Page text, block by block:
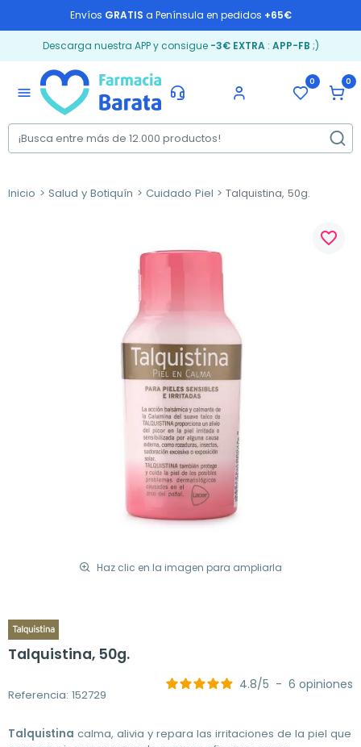
Envíos GRATIS a Península en pedidos +65€
Descarga nuestra APP y consigue -3€ EXTRA: APP-FB ;)
menu
0 0
Inicio Salud y Botiquín Cuidado Piel Talquistina, 50g.
Haz clic en la imagen para ampliarla
favorite_border
Talquistina, 50g.
Referencia: 152729
4.8/5 - 6 opiniones
Talquistina calma, alivia y repara las irritaciones de la piel que